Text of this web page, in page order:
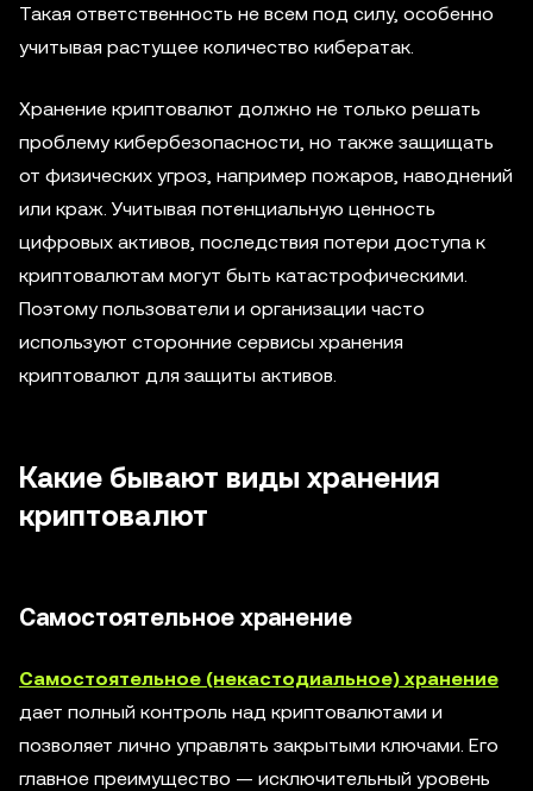
Такая ответственность не всем под силу, особенно
учитывая растущее количество кибератак.
Хранение криптовалют должно не только решать
проблему кибербезопасности, но также защищать
от физических угроз, например пожаров, наводнений
или краж. Учитывая потенциальную ценность
цифровых активов, последствия потери доступа к
криптовалютам могут быть катастрофическими.
Поэтому пользователи и организации часто
используют сторонние сервисы хранения
криптовалют для защиты активов.
Какие бывают виды хранения
криптовалют
Самостоятельное хранение
Самостоятельное (некастодиальное) хранение
дает полный контроль над криптовалютами и
позволяет лично управлять закрытыми ключами. Его
главное преимущество — исключительный уровень